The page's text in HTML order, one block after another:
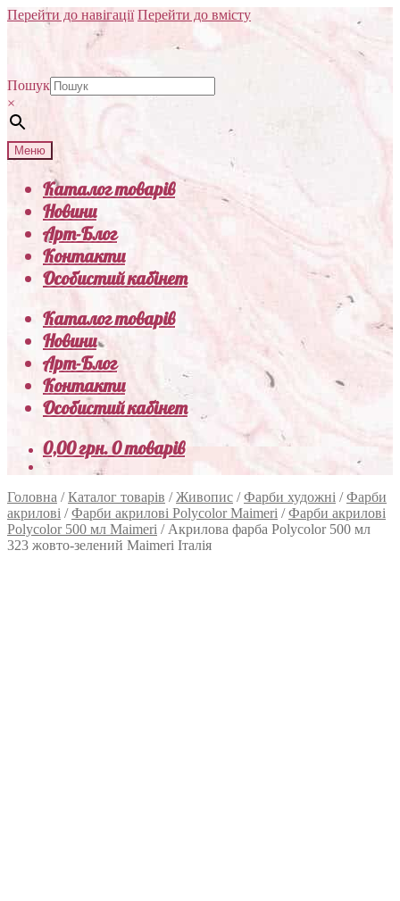
Перейти до навігації Перейти до вмісту
Пошук
×
Меню
Каталог товарів
Новини
Арт-Блог
Контакти
Особистий кабінет
Каталог товарів
Новини
Арт-Блог
Контакти
Особистий кабінет
0,00грн.0 товарів
Головна /Каталог товарів /Живопис /Фарби художні /Фарби
акрилові /Фарби акрилові Polycolor Maimeri /Фарби акрилові
Polycolor 500 мл Maimeri / Акрилова фарба Polycolor 500 мл
323 жовто-зелений Maimeri Італія